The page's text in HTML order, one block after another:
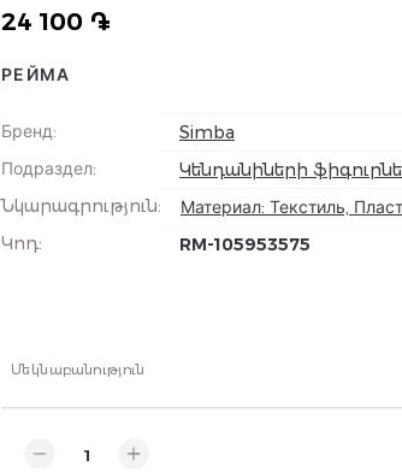
24 100 ֏
РЕЙМА
Бренд:
Simba
Подраздел:
Կենդանիների
Նկարագրություն:
Материал: Текстиль,
Կոդ: RM-105953575
Մեկնաբանություն